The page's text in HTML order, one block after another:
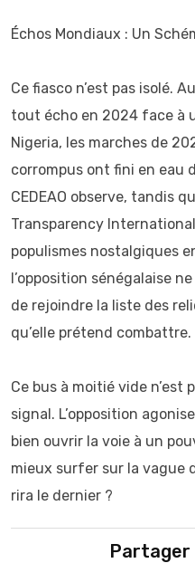
Échos Mondiaux : Un
Ce fiasco n’est pas isolé.
tout écho en 2024 face à
Nigeria, les marches de
corrompus ont fini en eau
CEDEAO observe, tandis
Transparency
populismes nostalgiques
l’opposition sénégalaise
de rejoindre la liste des
qu’elle prétend combattre.
Ce bus à moitié vide n’est
signal. L’opposition
bien ouvrir la voie à un
mieux surfer sur la vague
rira le dernier ?